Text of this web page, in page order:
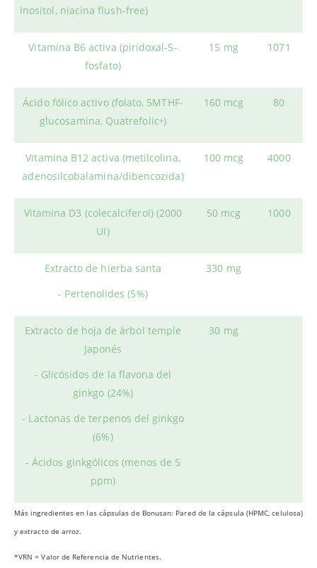
inositol, niacina flush-free)
Vitamina B6 activa (piridoxal-5-
fosfato)
15 mg 1071
Ácido fólico activo (folato, 5MTHF-
glucosamina, Quatrefolic®)
160 mcg 80
Vitamina B12 activa (metilcolina,
adenosilcobalamina/dibencozida)
100 mcg 4000
Vitamina D3 (colecalciferol) (2000
UI)
50 mcg 1000
Extracto de hierba santa
- Pertenolides (5%)
330 mg
Extracto de hoja de árbol temple
Japonés
- Glicósidos de la flavona del
ginkgo (24%)
- Lactonas de terpenos del ginkgo
(6%)
- Ácidos ginkgólicos (menos de 5
ppm)
30 mg
Más ingredientes en las cápsulas de Bonusan: Pared de la cápsula (HPMC, celulosa)
y extracto de arroz.
*VRN = Valor de Referencia de Nutrientes.